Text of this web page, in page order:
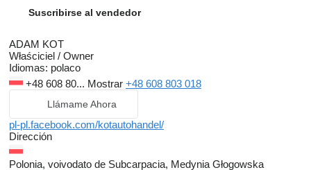
Suscribirse al vendedor
ADAM KOT
Właściciel / Owner
Idiomas: polaco
+48 608 80... Mostrar +48 608 803 018
Llámame Ahora
pl-pl.facebook.com/kotautohandel/
Dirección
Polonia, voivodato de Subcarpacia, Medynia Głogowska